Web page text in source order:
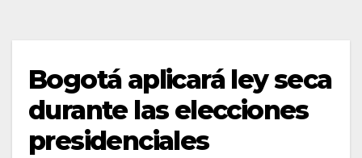
Bogotá aplicará ley seca
durante las elecciones
presidenciales